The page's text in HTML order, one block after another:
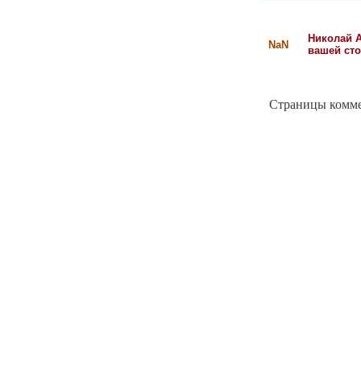
NaN
Николай
вашей
Страницы